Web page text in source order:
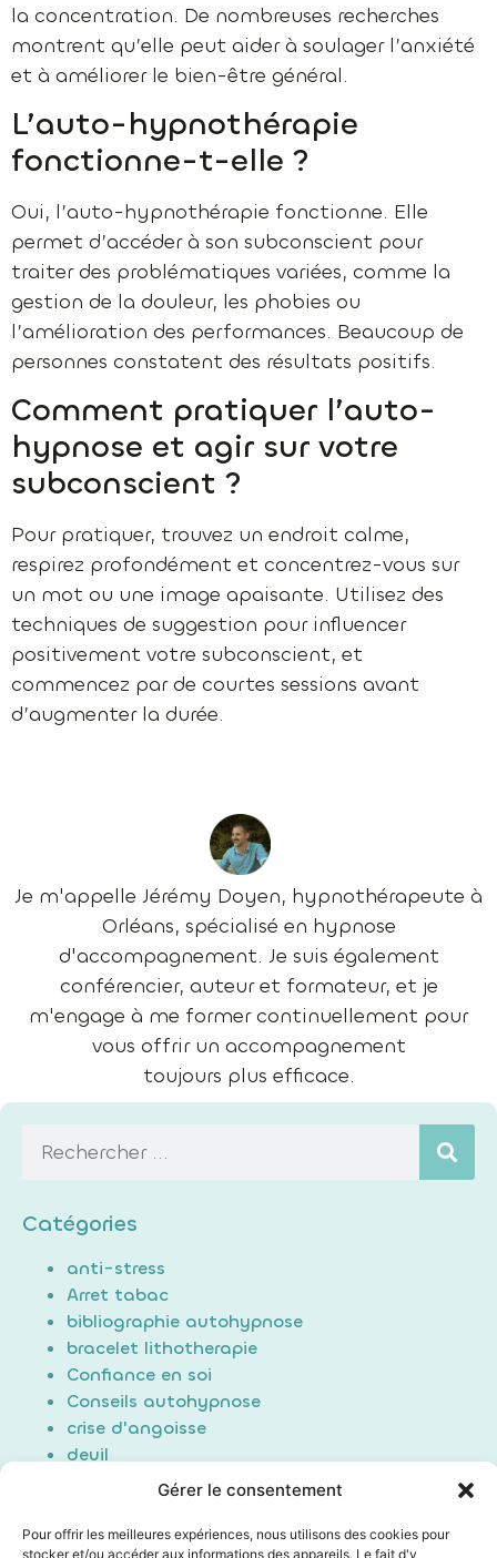
Gérer le consentement
Pour offrir les meilleures expériences, nous utilisons des cookies pour
stocker et/ou accéder aux informations des appareils. Le fait d'y
la concentration. De nombreuses recherches
montrent qu’elle peut aider à soulager l’anxiété
et à améliorer le bien-être général.
L’auto-hypnothérapie
fonctionne-t-elle ?
Oui, l’auto-hypnothérapie fonctionne. Elle
permet d’accéder à son subconscient pour
traiter des problématiques variées, comme la
gestion de la douleur, les phobies ou
l’amélioration des performances. Beaucoup de
personnes constatent des résultats positifs.
Comment pratiquer l’auto-
hypnose et agir sur votre
subconscient ?
Pour pratiquer, trouvez un endroit calme,
respirez profondément et concentrez-vous sur
un mot ou une image apaisante. Utilisez des
techniques de suggestion pour influencer
positivement votre subconscient, et
commencez par de courtes sessions avant
d’augmenter la durée.
Je m'appelle Jérémy Doyen, hypnothérapeute à
Orléans, spécialisé en hypnose
d'accompagnement. Je suis également
conférencier, auteur et formateur, et je
m'engage à me former continuellement pour
vous offrir un accompagnement
toujours plus efficace.
Catégories
anti-stress
Arret tabac
bibliographie autohypnose
bracelet lithotherapie
Confiance en soi
Conseils autohypnose
crise d'angoisse
deuil
hypnose